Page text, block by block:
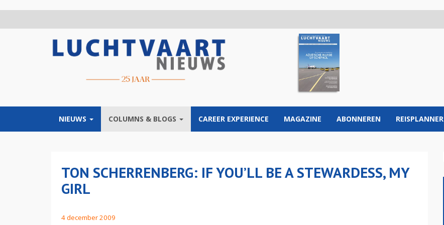
NIEUWS COLUMNS & BLOGS CAREER EXPERIENCE MAGAZINE ABONNEREN REISPLANNER
TON SCHERRENBERG: IF YOU’LL BE A STEWARDESS, MY
GIRL
4 december 2009